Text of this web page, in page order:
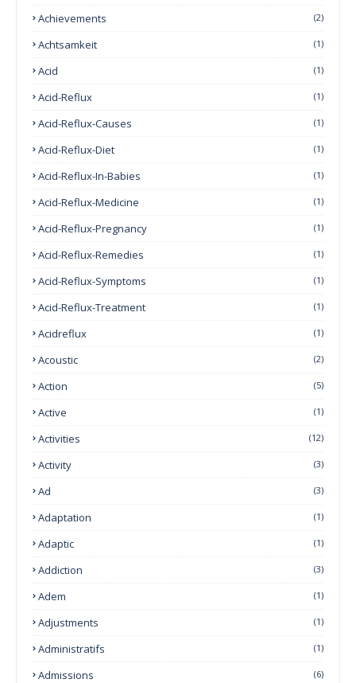
Achievements (2)
Achtsamkeit (1)
Acid (1)
Acid-Reflux (1)
Acid-Reflux-Causes (1)
Acid-Reflux-Diet (1)
Acid-Reflux-In-Babies (1)
Acid-Reflux-Medicine (1)
Acid-Reflux-Pregnancy (1)
Acid-Reflux-Remedies (1)
Acid-Reflux-Symptoms (1)
Acid-Reflux-Treatment (1)
Acidreflux (1)
Acoustic (2)
Action (5)
Active (1)
Activities (12)
Activity (3)
Ad (3)
Adaptation (1)
Adaptic (1)
Addiction (3)
Adem (1)
Adjustments (1)
Administratifs (1)
Admissions (6)